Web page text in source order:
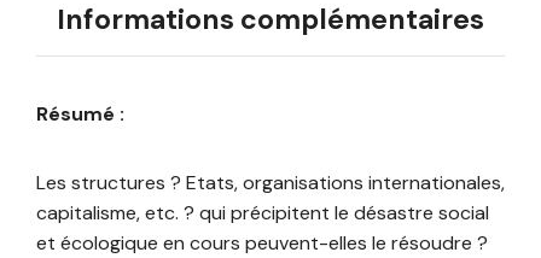
Informations complémentaires
Résumé :
Les structures ? Etats, organisations internationales,
capitalisme, etc. ? qui précipitent le désastre social
et écologique en cours peuvent-elles le résoudre ?